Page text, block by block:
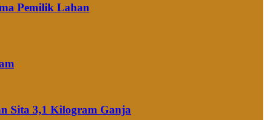
Pemilik Lahan
Sita 3,1 Kilogram Ganja